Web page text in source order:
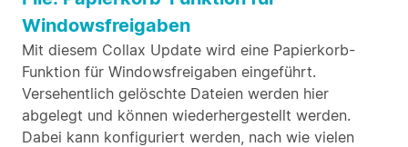
Windowsfreigaben
Mit diesem Collax Update wird eine Papierkorb-
Funktion für Windowsfreigaben eingeführt.
Versehentlich gelöschte Dateien werden hier
abgelegt und können wiederhergestellt werden.
Dabei kann konfiguriert werden, nach wie vielen